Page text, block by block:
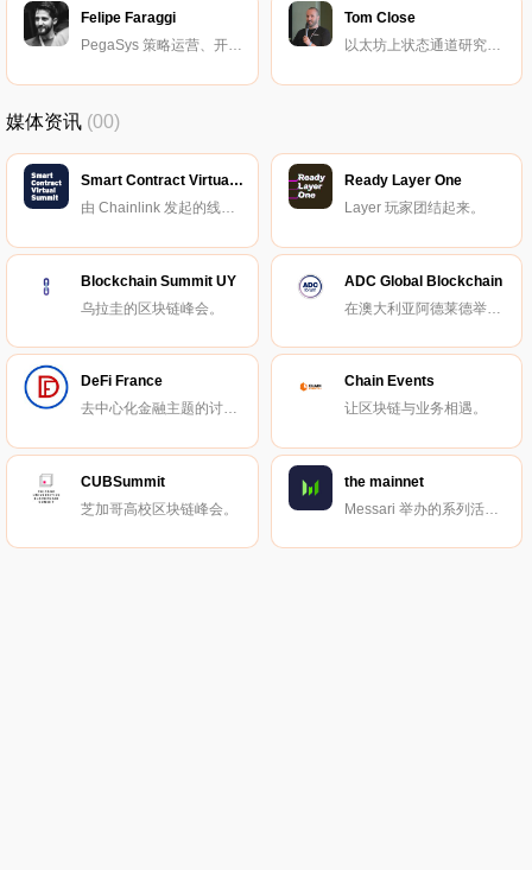
Felipe Faraggi
PegaSys 策略运营、开发倡导者。
Tom Close
以太坊上状态通道研究团队 magmo 的联合创始人。
媒体资讯 (00)
Smart Contract Virtual Summit
由 Chainlink 发起的线上峰会。
Ready Layer One
Layer 玩家团结起来。
Blockchain Summit UY
乌拉圭的区块链峰会。
ADC Global Blockchain
DeFi France
去中心化金融主题的讨论与交流小组。
Chain Events
让区块链与业务相遇。
CUBSummit
芝加哥高校区块链峰会。
the mainnet